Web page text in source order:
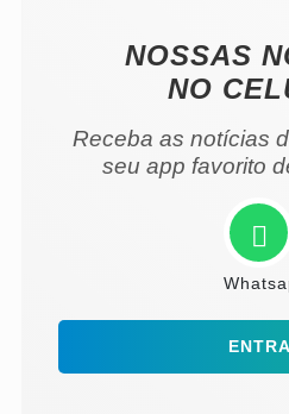
NOSSAS
NO
Receba as notícias
seu app favorito